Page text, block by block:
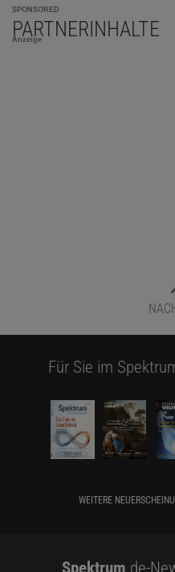
SPONSORED
PARTNERINHALTE
Anzeige
Für Sie im
WEITERE
Spektrum.de-